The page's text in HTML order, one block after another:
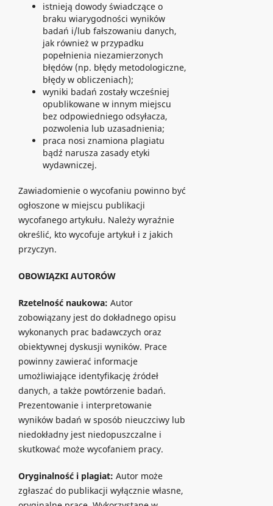
istnieją dowody świadczące o
braku wiarygodności wyników
badań i/lub fałszowaniu danych,
jak również w przypadku
popełnienia niezamierzonych
błędów (np. błędy metodologiczne,
błędy w obliczeniach);
wyniki badań zostały wcześniej
opublikowane w innym miejscu
bez odpowiedniego odsyłacza,
pozwolenia lub uzasadnienia;
praca nosi znamiona plagiatu
bądź narusza zasady etyki
wydawniczej.
Zawiadomienie o wycofaniu powinno być
ogłoszone w miejscu publikacji
wycofanego artykułu. Należy wyraźnie
określić, kto wycofuje artykuł i z jakich
przyczyn.
OBOWIĄZKI AUTORÓW
Rzetelność naukowa: Autor
zobowiązany jest do dokładnego opisu
wykonanych prac badawczych oraz
obiektywnej dyskusji wyników. Prace
powinny zawierać informacje
umożliwiające identyfikację źródeł
danych, a także powtórzenie badań.
Prezentowanie i interpretowanie
wyników badań w sposób nieuczciwy lub
niedokładny jest niedopuszczalne i
skutkować może wycofaniem pracy.
Oryginalność i plagiat: Autor może
zgłaszać do publikacji wyłącznie własne,